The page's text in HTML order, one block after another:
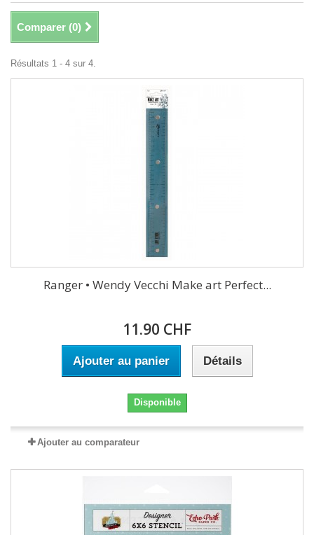
Comparer (0)
Résultats 1 - 4 sur 4.
Ranger • Wendy Vecchi Make art Perfect...
11.90 CHF
Ajouter au panier Détails
Disponible
Ajouter au comparateur